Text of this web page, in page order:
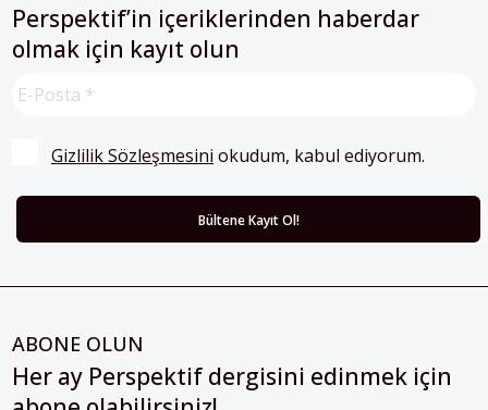
Perspektif’in içeriklerinden haberdar
olmak için kayıt olun
Gizlilik Sözleşmesini okudum, kabul ediyorum.
ABONE OLUN
Her ay Perspektif dergisini edinmek için